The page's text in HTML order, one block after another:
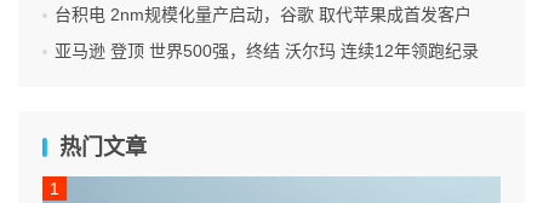
台积电 2nm规模化量产启动，谷歌 取代苹果成首发客户
亚马逊 登顶 世界500强，终结 沃尔玛 连续12年领跑纪录
热门文章